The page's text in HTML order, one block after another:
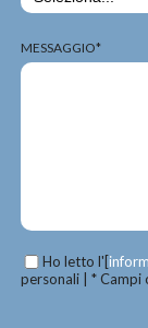
MESSAGGIO*
Ho letto l'[
personali | *